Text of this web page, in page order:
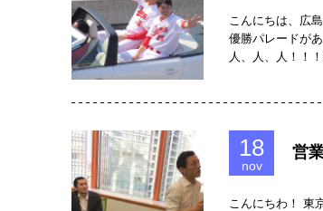
こんにちは、広
優勝パレードが
人、人、人！！
18
nov
営
こんにちわ！ 東